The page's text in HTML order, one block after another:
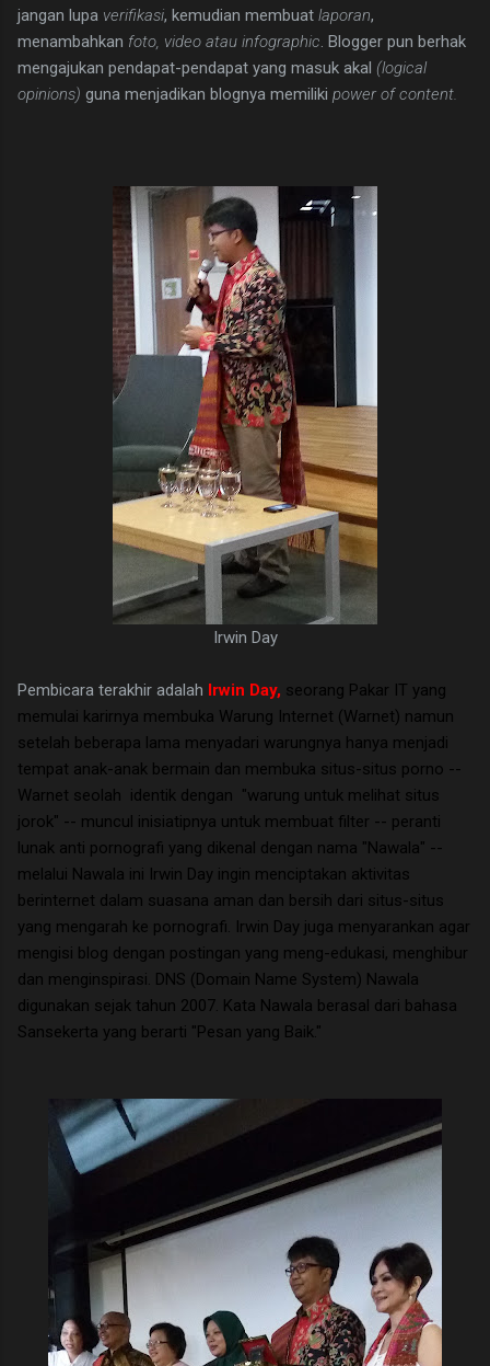
jangan lupa verifikasi, kemudian membuat laporan,
menambahkan foto, video atau infographic . Blogger pun berhak
mengajukan pendapat-pendapat yang masuk akal (logical
opinions) guna menjadikan blognya memiliki power of content.
Irwin Day
Pembicara terakhir adalah Irwin Day, seorang Pakar IT yang
memulai karirnya membuka Warung Internet (Warnet) namun
setelah beberapa lama menyadari warungnya hanya menjadi
tempat anak-anak bermain dan membuka situs-situs porno --
Warnet seolah identik dengan "warung untuk melihat situs
jorok" -- muncul inisiatipnya untuk membuat filter -- peranti
lunak anti pornografi yang dikenal dengan nama "Nawala" --
melalui Nawala ini Irwin Day ingin menciptakan aktivitas
berinternet dalam suasana aman dan bersih dari situs-situs
yang mengarah ke pornografi. Irwin Day juga menyarankan agar
mengisi blog dengan postingan yang meng-edukasi, menghibur
dan menginspirasi. DNS (Domain Name System) Nawala
digunakan sejak tahun 2007. Kata Nawala berasal dari bahasa
Sansekerta yang berarti "Pesan yang Baik."